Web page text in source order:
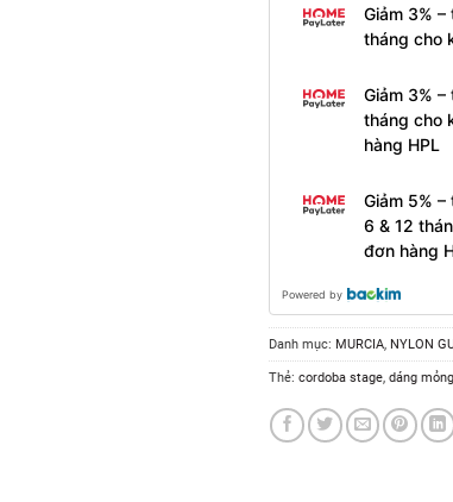
Giảm 3%
tháng cho
Giảm 3%
tháng cho
hàng HPL
Giảm 5%
6 & 12
đơn hàng
Powered by
Danh mục: MURCIA, NYLON
Thẻ: cordoba stage, dáng mỏng